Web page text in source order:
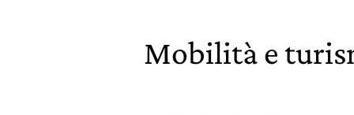
Mobilità e